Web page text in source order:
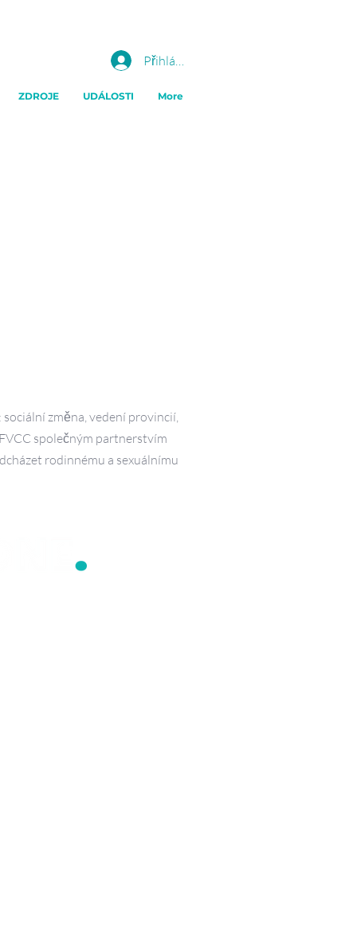
ZDROJE UDÁLOSTI More
Přihlásit se
změna, vedení provincií,
společným partnerstvím
rodinnému a sexuálnímu